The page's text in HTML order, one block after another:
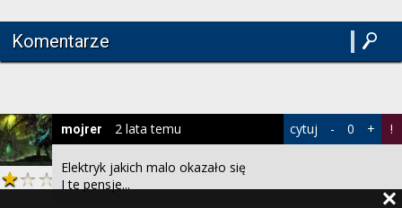
Komentarze
Elektryk jakich malo okazało się
I te pensje...
mojrer 2 lata temu cytuj - 0 + !